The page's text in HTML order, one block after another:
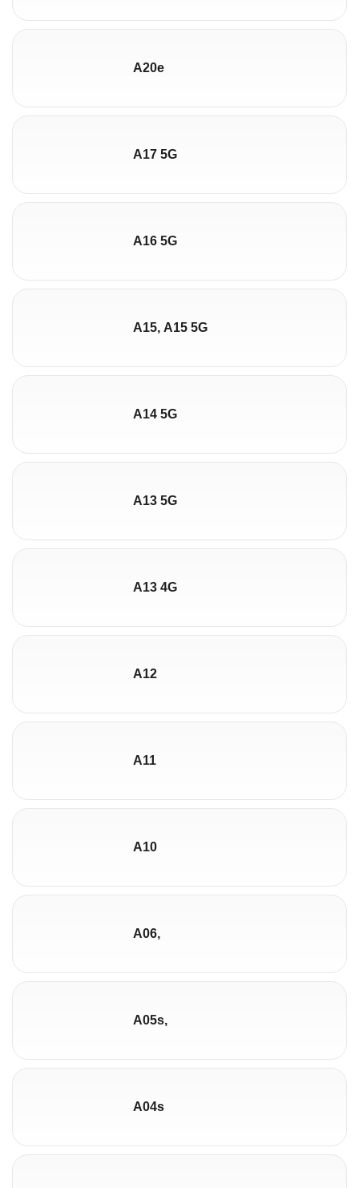
A20e
A17 5G
A16 5G
A15, A15 5G
A14 5G
A13 5G
A13 4G
A12
A11
A10
A06,
A05s,
A04s